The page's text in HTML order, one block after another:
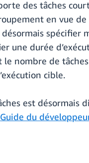
des tâches
en vue
désormais
une durée
nombre de
cible.
est désormais
Guide du